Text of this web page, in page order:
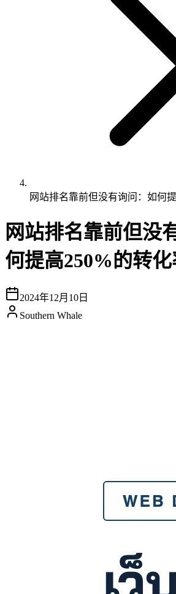
网站排名靠前但没有询问：如何
网站排名靠前但没
何提高250%的转
2024年12月10日
Southern Whale